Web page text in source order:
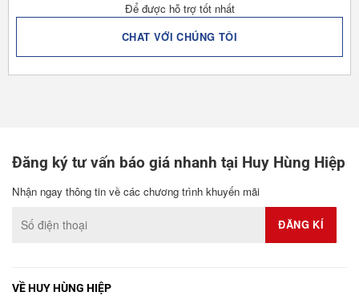
Để được hỗ trợ tốt nhất
CHAT VỚI CHÚNG TÔI
Đăng ký tư vấn báo giá nhanh tại Huy Hùng Hiệp
Nhận ngay thông tin về các chương trình khuyến mãi
VỀ HUY HÙNG HIỆP